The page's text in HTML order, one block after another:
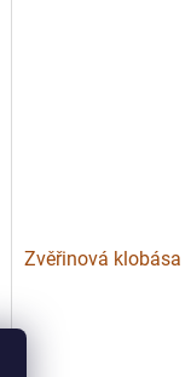
Zvěřinová klobása